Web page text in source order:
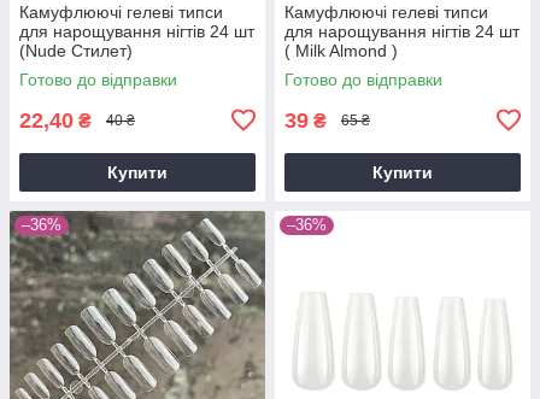
Камуфлюючі гелеві типси
для нарощування нігтів 24 шт
(Nude Стилет)
Готово до відправки
22,40 ₴ 40 ₴
Купити
Камуфлюючі гелеві типси
для нарощування нігтів 24 шт
( Milk Almond )
Готово до відправки
39 ₴ 65 ₴
Купити
–36% –36%